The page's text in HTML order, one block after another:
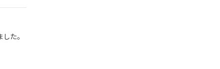
た。